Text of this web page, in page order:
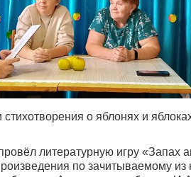
о яблонях и
литературную игру «Запах
по зачитываемому